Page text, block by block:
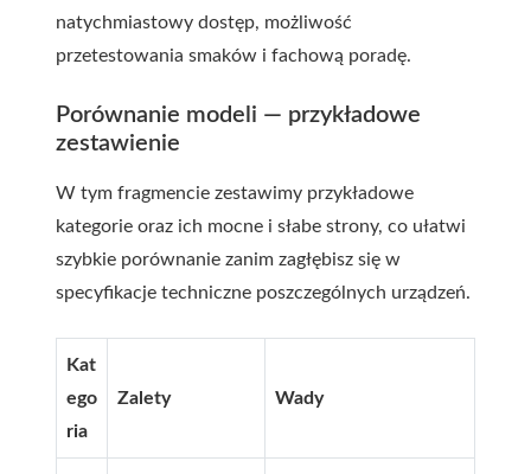
natychmiastowy dostęp, możliwość
przetestowania smaków i fachową poradę.
Porównanie modeli — przykładowe
zestawienie
W tym fragmencie zestawimy przykładowe
kategorie oraz ich mocne i słabe strony, co ułatwi
szybkie porównanie zanim zagłębisz się w
specyfikacje techniczne poszczególnych urządzeń.
Kat
ego
ria
Zalety Wady